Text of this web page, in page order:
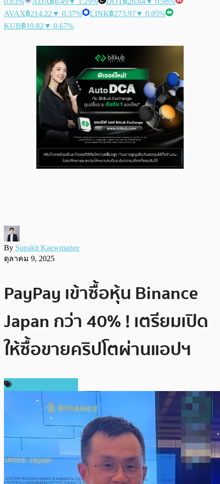
AVAX฿214.22 ▼ 0.37% LINK฿273.97▼ 0.05%
KUB฿19.82 ▼ 0.67%
By Supakit Kaewmanee
ตุลาคม 9, 2025
PayPay เข้าซื้อหุ้น Binance
Japan กว่า 40% ! เตรียมเปิด
ให้ซื้อขายคริปโตผ่านแอปฯ